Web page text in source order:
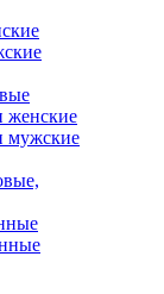
женские
мужские